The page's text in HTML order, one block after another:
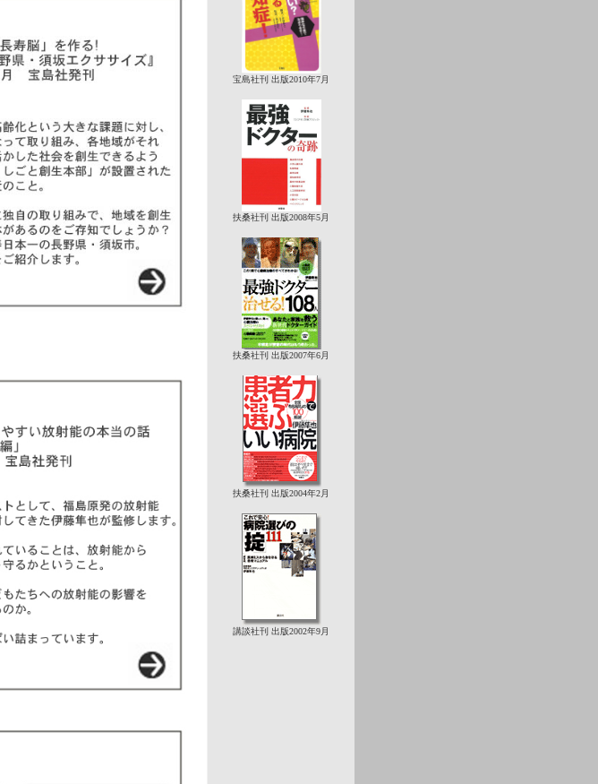
宝島社刊 出版2010年7月
扶桑社刊 出版2008年5月
扶桑社刊 出版2007年6月
扶桑社刊 出版2004年2月
講談社刊 出版2002年9月